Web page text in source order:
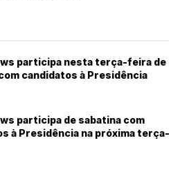
participa nesta terça-feira de
candidatos à Presidência
participa de sabatina com
à Presidência na próxima terça-